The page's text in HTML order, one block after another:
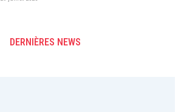
DERNIÈRES NEWS